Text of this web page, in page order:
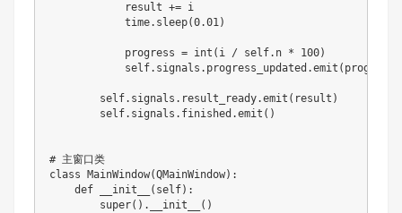
            result += i
            time.sleep(0.01)
            progress = int(i / self.n * 100)
            self.signals.progress_updated.emit(progress)
        self.signals.result_ready.emit(result)
        self.signals.finished.emit()
# 主窗口类
class MainWindow(QMainWindow):
    def __init__(self):
        super().__init__()